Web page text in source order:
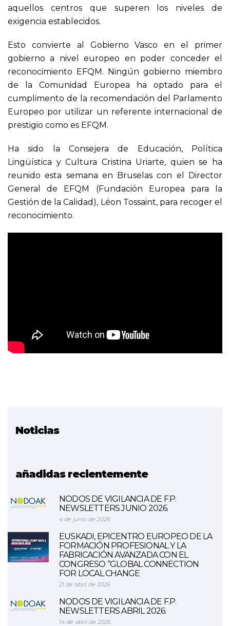
aquellos centros que superen los niveles de
exigencia establecidos.
Esto convierte al Gobierno Vasco en el primer
gobierno a nivel europeo en poder conceder el
reconocimiento EFQM. Ningún gobierno miembro
de la Comunidad Europea ha optado para el
cumplimento de la recomendación del Parlamento
Europeo por utilizar un referente internacional de
prestigio como es EFQM.
Ha sido la Consejera de Educación, Política
Lingüística y Cultura Cristina Uriarte, quien se ha
reunido esta semana en Bruselas con el Director
General de EFQM (Fundación Europea para la
Gestión de la Calidad), Léon Tossaint, para recoger el
reconocimiento.
Noticias
añadidas recientemente
NODOS DE VIGILANCIA DE F.P.
NEWSLETTERS JUNIO 2026.
4 de junio de 2026
EUSKADI, EPICENTRO EUROPEO DE LA
FORMACIÓN PROFESIONAL Y LA
FABRICACIÓN AVANZADA CON EL
CONGRESO “GLOBAL CONNECTION
FOR LOCAL CHANGE
21 de abril de 2026
NODOS DE VIGILANCIA DE F.P.
NEWSLETTERS ABRIL 2026.
14 de abril de 2026